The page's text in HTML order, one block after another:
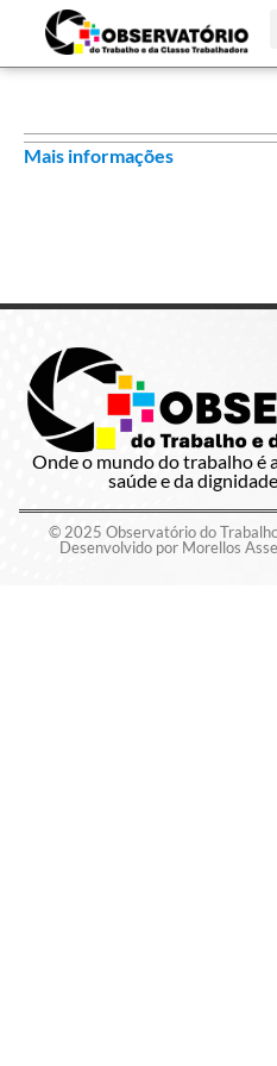
Mais informações
Onde o mundo do trabalho é
saúde e da
© 2025 Observatório do
Desenvolvido por Morellos